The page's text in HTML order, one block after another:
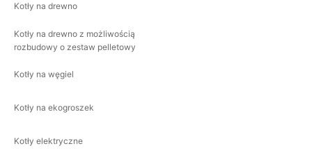
Kotły na drewno
Kotły na drewno z możliwością
rozbudowy o zestaw pelletowy
Kotły na węgiel
Kotły na ekogroszek
Kotły elektryczne